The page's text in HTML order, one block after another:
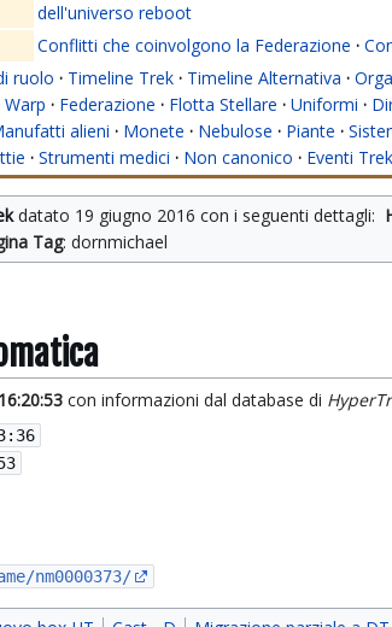
dell'universo reboot
Conflitti che coinvolgono la Federazione ·
ruolo · Timeline Trek · Timeline Alternativa ·
Warp · Federazione · Flotta Stellare · Uniformi ·
alieni · Monete · Nebulose · Piante ·
· Strumenti medici · Non canonico · Eventi Trek
datato 19 giugno 2016 con i seguenti dettagli:
Tag: dornmichael
con informazioni dal database di
nm0000373/